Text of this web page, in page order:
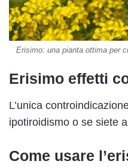
Erisimo: una pianta ottima per
Erisimo effetti
L’unica
ipotiroidismo o se siete
Come usare